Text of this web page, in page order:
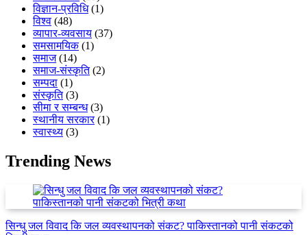
विज्ञान-प्रविधि(1)
विश्व (48)
व्यापार-व्यवसाय (37)
समसामयिक(1)
समाज(14)
समाज-संस्कृति(2)
सम्पदा (1)
संस्कृति(3)
सीमा र सम्बन्ध(3)
स्थानीय सरकार(1)
स्वास्थ्य (3)
Trending News
सिन्धु जल विवाद कि जल व्यवस्थापनको संकट? पाकिस्तानको पानी संकटको